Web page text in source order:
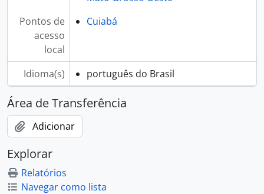
Pontos de
acesso
local
Cuiabá
Idioma(s) português do Brasil
Área de Transferência
Adicionar
Explorar
Relatórios
Navegar como lista